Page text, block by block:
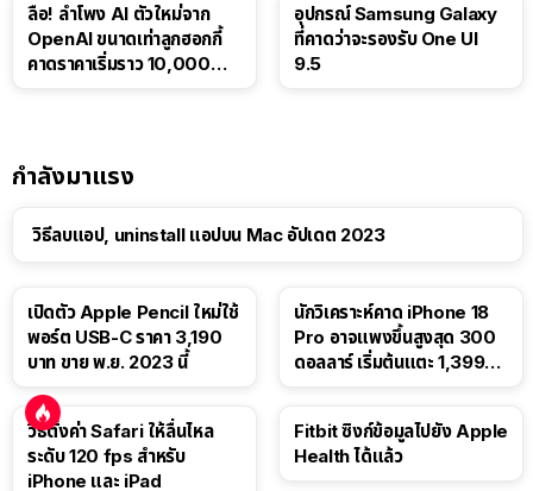
ลือ! ลำโพง AI ตัวใหม่จาก
OpenAI ขนาดเท่าลูกฮอกกี้
คาดราคาเริ่มราว 10,000
อุปกรณ์ Samsung Galaxy
ที่คาดว่าจะรองรับ One UI
9.5
กำลังมาแรง
วิธีลบแอป, uninstall แอปบน Mac อัปเดต 2023
เปิดตัว Apple Pencil ใหม่ใช้
พอร์ต USB-C ราคา 3,190
บาท ขาย พ.ย. 2023 นี้
นักวิเคราะห์คาด iPhone 18
Pro อาจแพงขึ้นสูงสุด 300
ดอลลาร์ เริ่มต้นแตะ 1,399
วิธีตั้งค่า Safari ให้ลื่นไหล
ระดับ 120 fps สำหรับ
iPhone และ iPad
Fitbit ซิงก์ข้อมูลไปยัง Apple
Health ได้แล้ว